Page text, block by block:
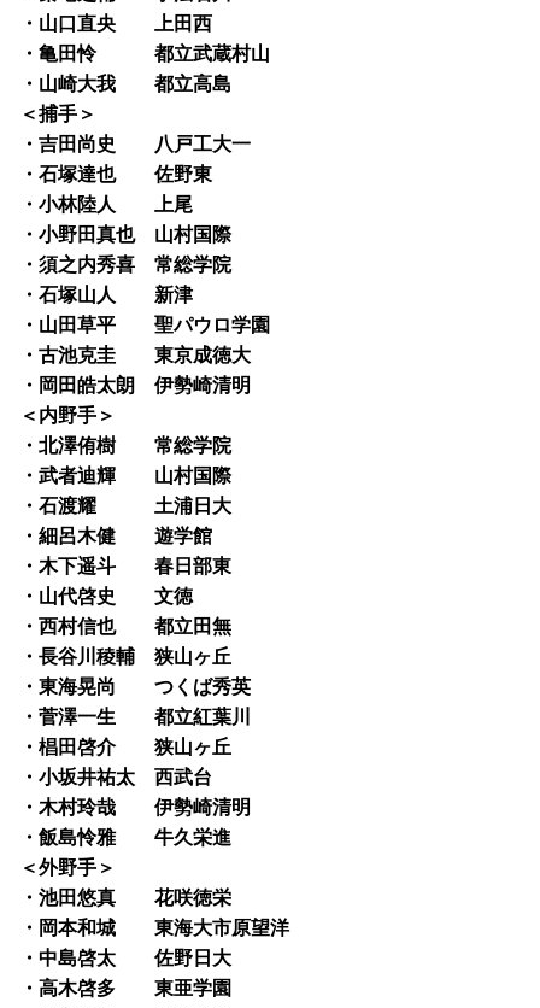
・山口直央 上田西
・亀田怜 都立武蔵村山
・山崎大我 都立高島
＜捕手＞
・吉田尚史 八戸工大一
・石塚達也 佐野東
・小林陸人 上尾
・小野田真也 山村国際
・須之内秀喜 常総学院
・石塚山人 新津
・山田草平 聖パウロ学園
・古池克圭 東京成徳大
・岡田皓太朗 伊勢崎清明
＜内野手＞
・北澤侑樹 常総学院
・武者迪輝 山村国際
・石渡耀 土浦日大
・細呂木健 遊学館
・木下遥斗 春日部東
・山代啓史 文徳
・西村信也 都立田無
・長谷川稜輔 狭山ヶ丘
・東海晃尚 つくば秀英
・菅澤一生 都立紅葉川
・椙田啓介 狭山ヶ丘
・小坂井祐太 西武台
・木村玲哉 伊勢崎清明
・飯島怜雅 牛久栄進
＜外野手＞
・池田悠真 花咲徳栄
・岡本和城 東海大市原望洋
・中島啓太 佐野日大
・高木啓多 東亜学園